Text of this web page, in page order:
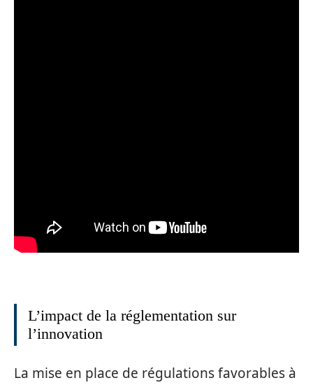
L’impact de la réglementation sur
l’innovation
La mise en place de régulations favorables à